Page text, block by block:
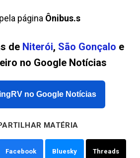
página Ônibus.s
de Niterói, São Gonçalo e
no Google Notícias
no Google Notícias
MATÉRIA
Facebook Bluesky Threads